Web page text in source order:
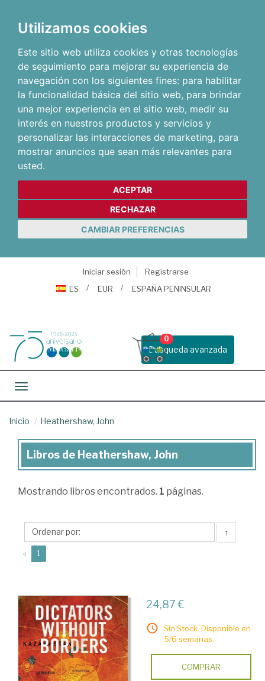
Utilizamos cookies
Este sitio web utiliza cookies y otras tecnologías
de seguimiento para mejorar su experiencia de
navegación con los siguientes fines: para habilitar
la funcionalidad básica del sitio web, para brindar
una mejor experiencia en el sitio web, medir su
interés en nuestros productos y servicios y
personalizar las interacciones de marketing, para
mostrar anuncios que sean más relevantes para
usted.
ACEPTAR
RECHAZAR
CAMBIAR PREFERENCIAS
Iniciar sesión
Registrarse
ES
EUR ESPAÑA PENINSULAR
Busqueda avanzada
0
Toggle navigation
Inicio Heathershaw, John
Libros
Heathershaw,
Libros de Heathershaw, John
Mostrando libros encontrados. 1 páginas.
↑
« 1
24,87 €
Sin Stock. Disponible en
5/6 semanas.
COMPRAR